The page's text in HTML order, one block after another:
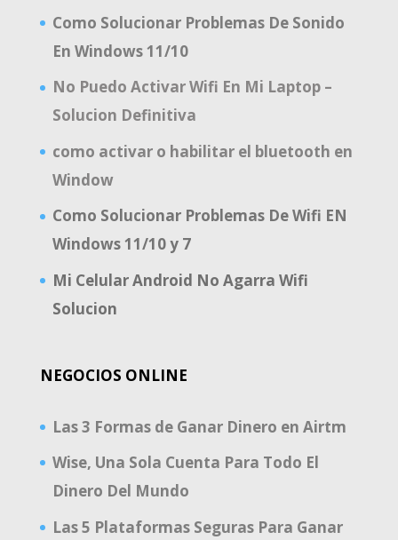
Como Solucionar Problemas De Sonido
En Windows 11/10
No Puedo Activar Wifi En Mi Laptop –
Solucion Definitiva
como activar o habilitar el bluetooth en
Window
Como Solucionar Problemas De Wifi EN
Windows 11/10 y 7
Mi Celular Android No Agarra Wifi
Solucion
NEGOCIOS ONLINE
Las 3 Formas de Ganar Dinero en Airtm
Wise, Una Sola Cuenta Para Todo El
Dinero Del Mundo
Las 5 Plataformas Seguras Para Ganar